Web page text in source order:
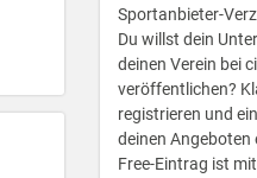
Sportanbieter-
Du willst dein
deinen Verein bei
veröffentlichen?
registrieren und
deinen Angeboten
Free-Eintrag ist